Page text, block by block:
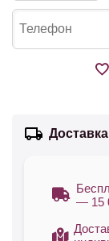
Доставка
— 15